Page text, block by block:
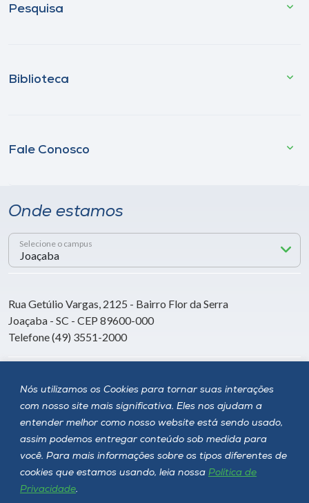
Nós utilizamos os Cookies para tornar suas interações
com nosso site mais significativa. Eles nos ajudam a
entender melhor como nosso website está sendo usado,
assim podemos entregar conteúdo sob medida para
você. Para mais informações sobre os tipos diferentes de
cookies que estamos usando, leia nossa Política de
Privacidade.
Pesquisa
Biblioteca
Fale Conosco
Onde estamos
Selecione o campus
Rua Getúlio Vargas, 2125 - Bairro Flor da Serra
Joaçaba - SC - CEP 89600-000
Telefone (49) 3551-2000
Siga a Unoesc